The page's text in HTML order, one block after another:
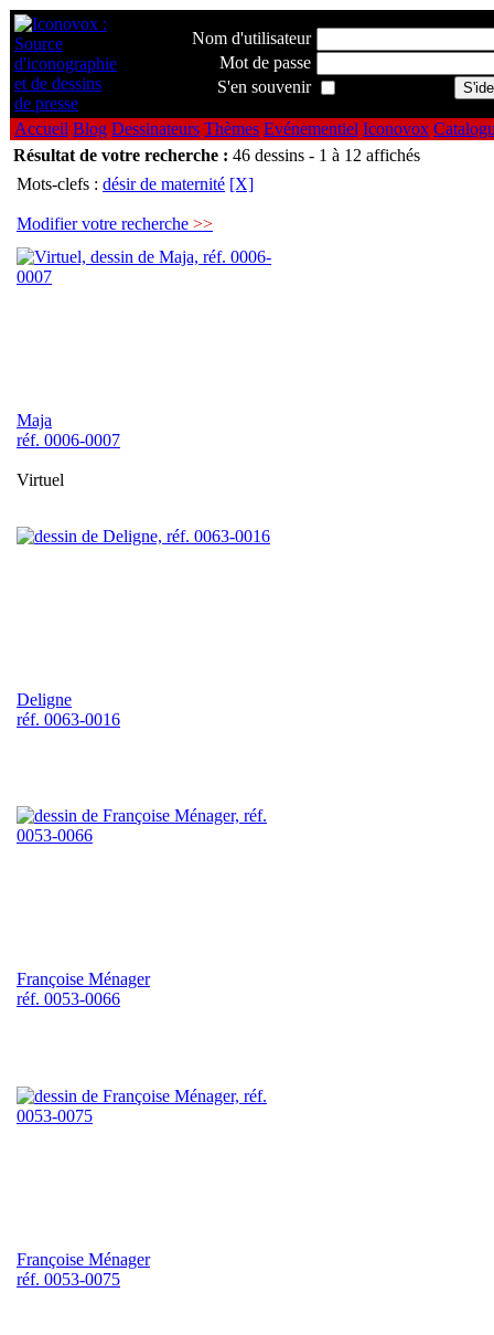
Nom d'utilisateur
Mot de passe
S'en souvenir
Accueil Blog Dessinateurs Thèmes Evénementiel Iconovox
Résultat de votre recherche : 46 dessins - 1 à 12 affichés
Mots-clefs : désir de maternité [X]
Modifier votre recherche >>
Maja
réf. 0006-0007
Virtuel
Deligne
réf. 0063-0016
Françoise Ménager
réf. 0053-0066
Françoise Ménager
réf. 0053-0075